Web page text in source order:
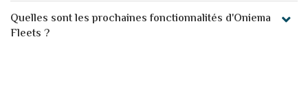
Quelles sont les prochaines fonctionnalités d'Oniema
Fleets ?